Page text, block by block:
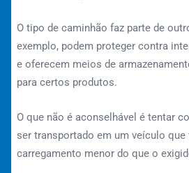
O tipo de caminhão faz parte de
exemplo, podem proteger contra
e oferecem meios de
para certos produtos.
O que não é aconselhável é tentar
ser transportado em um veículo que
carregamento menor do que o